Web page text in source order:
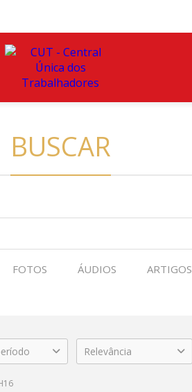
BUSCAR
FOTOS ÁUDIOS ARTIGOS
Relevância